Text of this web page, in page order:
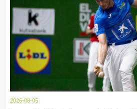
2026-08-05